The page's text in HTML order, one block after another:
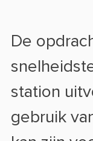
De
station
gebruik